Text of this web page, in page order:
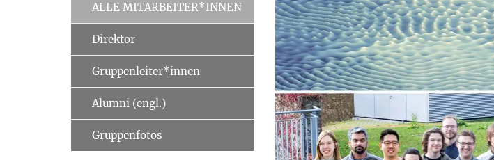
ALLE MITARBEITER*INNEN
Direktor
Gruppenleiter*innen
Alumni (engl.)
Gruppenfotos